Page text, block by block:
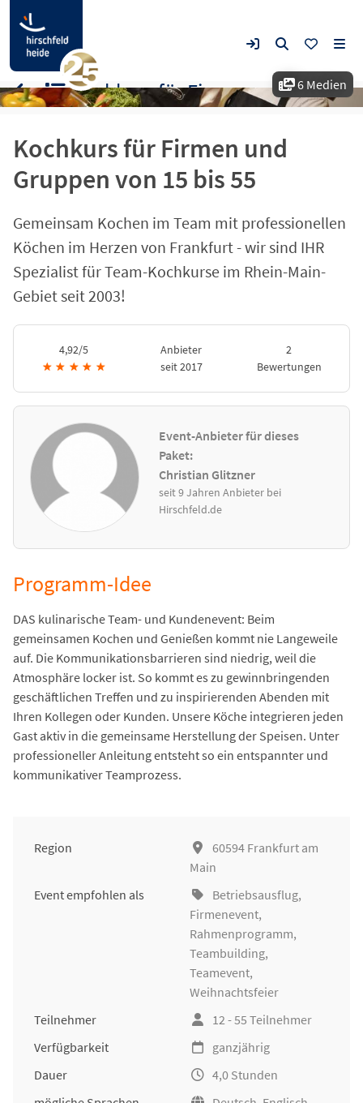
6 Medien
Kochkurs für Firmen und
Gruppen von 15 bis 55
Gemeinsam Kochen im Team mit professionellen
Köchen im Herzen von Frankfurt - wir sind IHR
Spezialist für Team-Kochkurse im Rhein-Main-
Gebiet seit 2003!
4,92/5
★ ★ ★ ★ ★
Anbieter
seit 2017
2
Bewertungen
Event-Anbieter für dieses
Paket:
Christian Glitzner
seit 9 Jahren Anbieter bei
Hirschfeld.de
Kochkurs für Firmen und Gruppen von 15 bis 55
Programm-Idee
DAS kulinarische Team- und Kundenevent: Beim
gemeinsamen Kochen und Genießen kommt nie Langeweile
auf. Die Kommunikationsbarrieren sind niedrig, weil die
Atmosphäre locker ist. So kommt es zu gewinnbringenden
geschäftlichen Treffen und zu inspirierenden Abenden mit
Ihren Kollegen oder Kunden. Unsere Köche integrieren jeden
Gast aktiv in die gemeinsame Herstellung der Speisen. Unter
professioneller Anleitung entsteht so ein entspannter und
kommunikativer Teamprozess.
Region
60594 Frankfurt am
Main
Event empfohlen als
Betriebsausflug,
Firmenevent,
Rahmenprogramm,
Teambuilding,
Teamevent,
Weihnachtsfeier
Teilnehmer
12 - 55 Teilnehmer
Verfügbarkeit
ganzjährig
Dauer
4,0 Stunden